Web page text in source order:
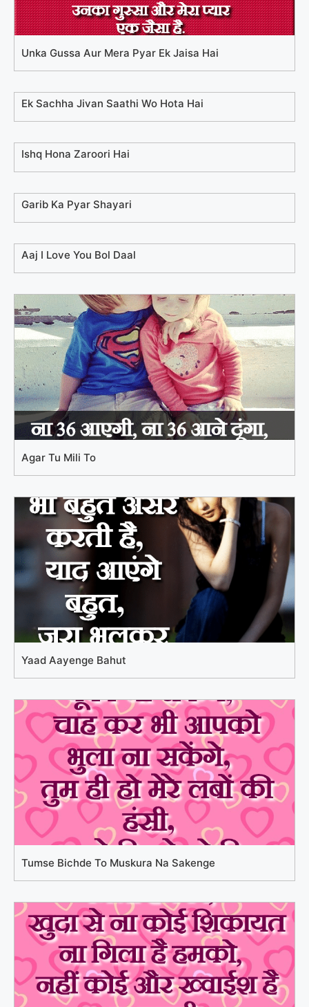
Unka Gussa Aur Mera Pyar Ek Jaisa Hai
Ek Sachha Jivan Saathi Wo Hota Hai
Ishq Hona Zaroori Hai
Garib Ka Pyar Shayari
Aaj I Love You Bol Daal
Agar Tu Mili To
Yaad Aayenge Bahut
Tumse Bichde To Muskura Na Sakenge